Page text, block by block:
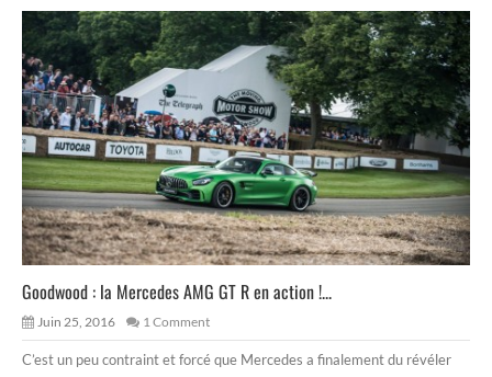
Goodwood : la Mercedes AMG GT R en action !...
Juin 25, 2016 1 Comment
C’est un peu contraint et forcé que Mercedes a finalement du révéler